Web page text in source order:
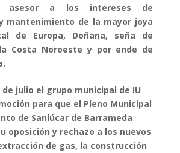
asesor a los intereses de
mantenimiento de la mayor joya
de Europa, Doñana, seña de
Costa Noroeste y por ende de
de julio el grupo municipal de IU
para que el Pleno Municipal
de Sanlúcar de Barrameda
oposición y rechazo a los nuevos
de gas, la construcción